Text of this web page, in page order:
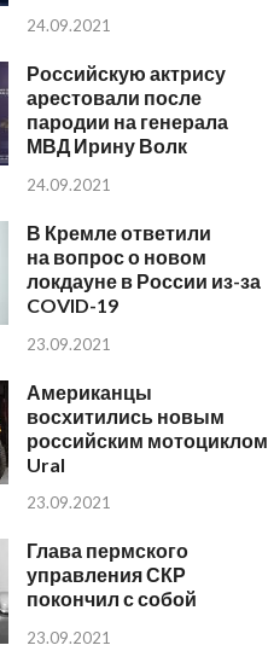
24.09.2021
Российскую актрису
арестовали после
пародии на генерала
МВД Ирину Волк
24.09.2021
В Кремле ответили
на вопрос о новом
локдауне в России из-за
COVID-19
23.09.2021
Американцы
восхитились новым
российским мотоциклом
Ural
23.09.2021
Глава пермского
управления СКР
покончил с собой
23.09.2021